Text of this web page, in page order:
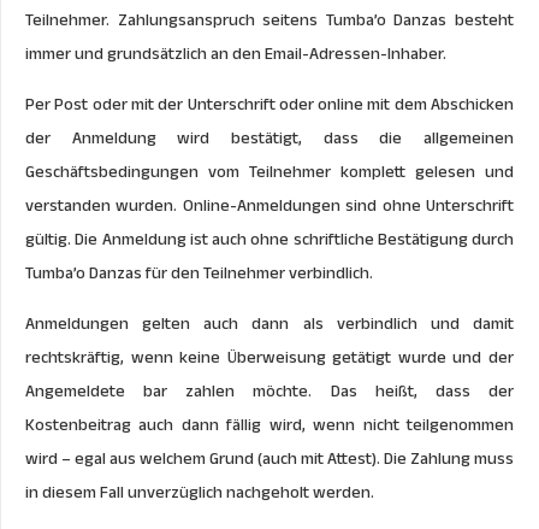
Teilnehmer. Zahlungsanspruch seitens Tumba’o Danzas besteht
immer und grundsätzlich an den Email-Adressen-Inhaber.
Per Post oder mit der Unterschrift oder online mit dem Abschicken
der Anmeldung wird bestätigt, dass die allgemeinen
Geschäftsbedingungen vom Teilnehmer komplett gelesen und
verstanden wurden. Online-Anmeldungen sind ohne Unterschrift
gültig. Die Anmeldung ist auch ohne schriftliche Bestätigung durch
Tumba’o Danzas für den Teilnehmer verbindlich.
Anmeldungen gelten auch dann als verbindlich und damit
rechtskräftig, wenn keine Überweisung getätigt wurde und der
Angemeldete bar zahlen möchte. Das heißt, dass der
Kostenbeitrag auch dann fällig wird, wenn nicht teilgenommen
wird – egal aus welchem Grund (auch mit Attest). Die Zahlung muss
in diesem Fall unverzüglich nachgeholt werden.